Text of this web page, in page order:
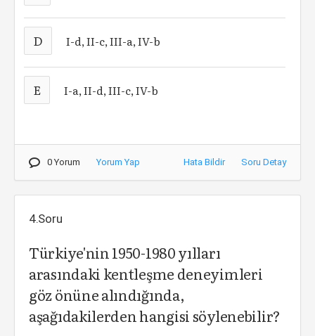
D I-d, II-c, III-a, IV-b
E I-a, II-d, III-c, IV-b
0 Yorum Yorum Yap Hata Bildir Soru Detay
4.Soru
Türkiye'nin 1950-1980 yılları
arasındaki kentleşme deneyimleri
göz önüne alındığında,
aşağıdakilerden hangisi söylenebilir?